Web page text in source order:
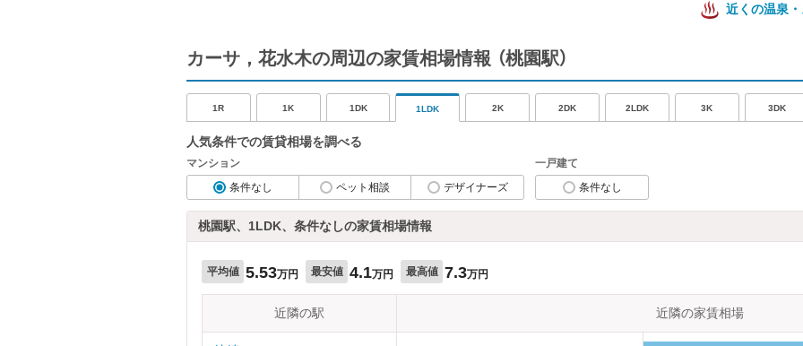
近くの温泉
カーサ，花水木の周辺の家賃相場情報 （桃園駅）
1R 1K 1DK 1LDK 2K 2DK 2LDK 3K 3DK
人気条件での賃貸相場を調べる
マンション
条件なし
ペット相談 デザイナーズ
一戸建て
条件なし
桃園駅、1LDK、条件なしの家賃相場情報
平均値 5.53万円 最安値 4.1万円 最高値 7.3万円
近隣の駅 近隣の家賃相場